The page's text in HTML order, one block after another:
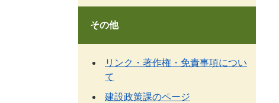
その他
リンク・著作権・免責事項につい
て
建設政策課のページ